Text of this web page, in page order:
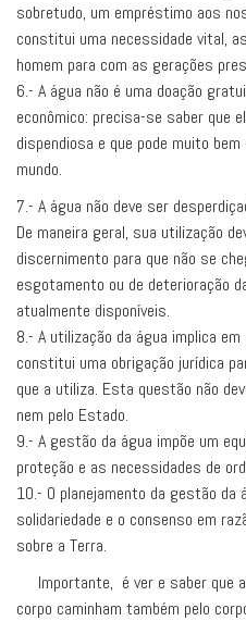
sobretudo, um empréstimo aos
constitui uma necessidade vital,
homem para com as gerações
6.- A água não é uma doação
econômico: precisa-se saber que
dispendiosa e que pode muito
mundo.
7.- A água não deve ser
De maneira geral, sua utilização
discernimento para que não se
esgotamento ou de deterioração
atualmente disponíveis.
8.- A utilização da água implica
constitui uma obrigação jurídica
que a utiliza. Esta questão não
nem pelo Estado.
9.- A gestão da água impõe um
proteção e as necessidades de
10.- O planejamento da gestão da
solidariedade e o consenso em
sobre a Terra.
Importante, é ver e saber que
corpo caminham também pelo